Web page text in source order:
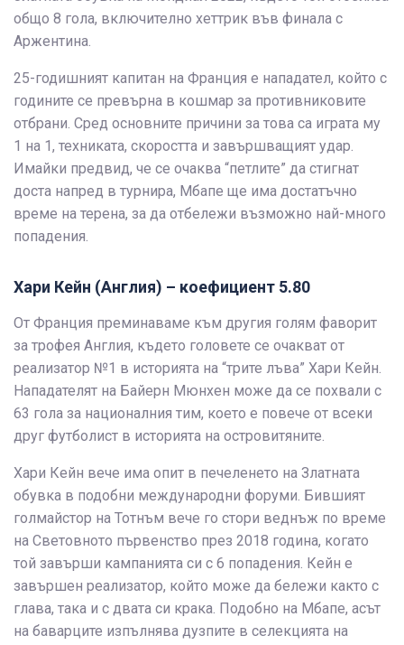
общо 8 гола, включително хеттрик във финала с
Аржентина.
25-годишният капитан на Франция е нападател, който с
годините се превърна в кошмар за противниковите
отбрани. Сред основните причини за това са играта му
1 на 1, техниката, скоростта и завършващият удар.
Имайки предвид, че се очаква “петлите” да стигнат
доста напред в турнира, Мбапе ще има достатъчно
време на терена, за да отбележи възможно най-много
попадения.
Хари Кейн (Англия) – коефициент 5.80
От Франция преминаваме към другия голям фаворит
за трофея Англия, където головете се очакват от
реализатор №1 в историята на “трите лъва” Хари Кейн.
Нападателят на Байерн Мюнхен може да се похвали с
63 гола за националния тим, което е повече от всеки
друг футболист в историята на островитяните.
Хари Кейн вече има опит в печеленето на Златната
обувка в подобни международни форуми. Бившият
голмайстор на Тотнъм вече го стори веднъж по време
на Световното първенство през 2018 година, когато
той завърши кампанията си с 6 попадения. Кейн е
завършен реализатор, който може да бележи както с
глава, така и с двата си крака. Подобно на Мбапе, асът
на баварците изпълнява дузпите в селекцията на